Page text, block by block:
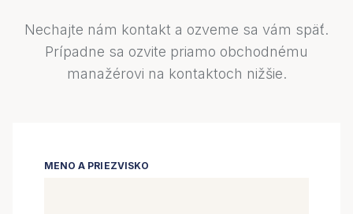
Nechajte nám kontakt a ozveme sa vám späť.
Prípadne sa ozvite priamo obchodnému
manažérovi na kontaktoch nižšie.
MENO A PRIEZVISKO